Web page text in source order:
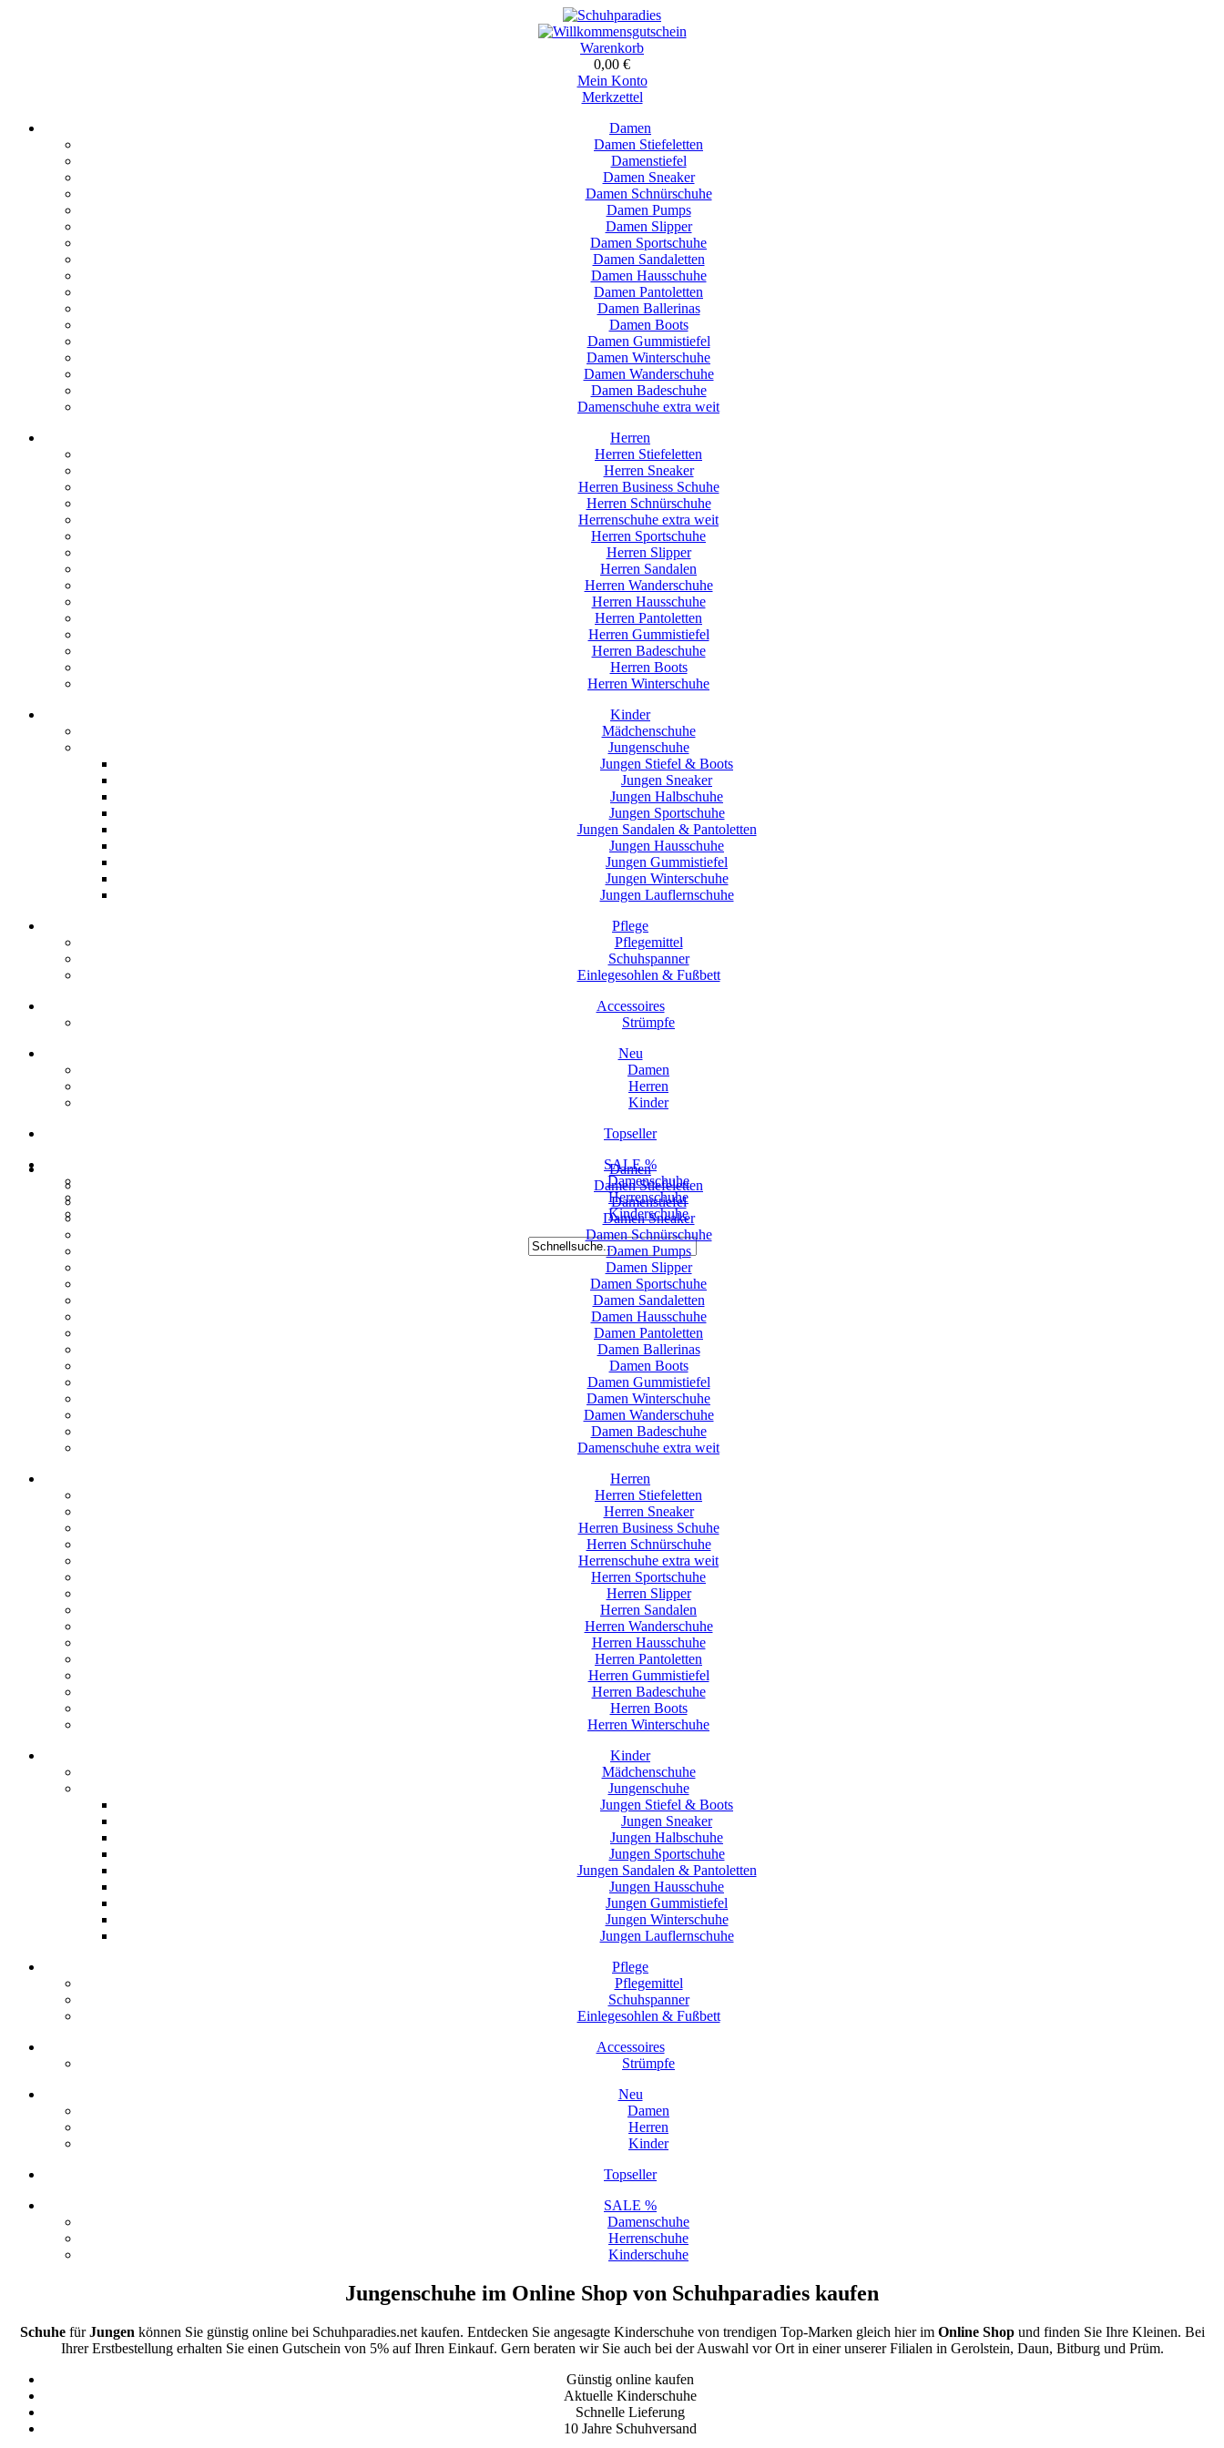
Warenkorb
0,00 €
Mein Konto
Merkzettel
Damen
Damen Stiefeletten
Damenstiefel
Damen Sneaker
Damen Schnürschuhe
Damen Pumps
Damen Slipper
Damen Sportschuhe
Damen Sandaletten
Damen Hausschuhe
Damen Pantoletten
Damen Ballerinas
Damen Boots
Damen Gummistiefel
Damen Winterschuhe
Damen Wanderschuhe
Damen Badeschuhe
Damenschuhe extra weit
Herren
Herren Stiefeletten
Herren Sneaker
Herren Business Schuhe
Herren Schnürschuhe
Herrenschuhe extra weit
Herren Sportschuhe
Herren Slipper
Herren Sandalen
Herren Wanderschuhe
Herren Hausschuhe
Herren Pantoletten
Herren Gummistiefel
Herren Badeschuhe
Herren Boots
Herren Winterschuhe
Kinder
Mädchenschuhe
Jungenschuhe
Jungen Stiefel & Boots
Jungen Sneaker
Jungen Halbschuhe
Jungen Sportschuhe
Jungen Sandalen & Pantoletten
Jungen Hausschuhe
Jungen Gummistiefel
Jungen Winterschuhe
Jungen Lauflernschuhe
Pflege
Pflegemittel
Schuhspanner
Einlegesohlen & Fußbett
Accessoires
Strümpfe
Neu
Damen
Herren
Kinder
Topseller
SALE %
Damenschuhe
Herrenschuhe
Kinderschuhe
Damen
Damen Stiefeletten
Damenstiefel
Damen Sneaker
Damen Schnürschuhe
Damen Pumps
Damen Slipper
Damen Sportschuhe
Damen Sandaletten
Damen Hausschuhe
Damen Pantoletten
Damen Ballerinas
Damen Boots
Damen Gummistiefel
Damen Winterschuhe
Damen Wanderschuhe
Damen Badeschuhe
Damenschuhe extra weit
Herren
Herren Stiefeletten
Herren Sneaker
Herren Business Schuhe
Herren Schnürschuhe
Herrenschuhe extra weit
Herren Sportschuhe
Herren Slipper
Herren Sandalen
Herren Wanderschuhe
Herren Hausschuhe
Herren Pantoletten
Herren Gummistiefel
Herren Badeschuhe
Herren Boots
Herren Winterschuhe
Kinder
Mädchenschuhe
Jungenschuhe
Jungen Stiefel & Boots
Jungen Sneaker
Jungen Halbschuhe
Jungen Sportschuhe
Jungen Sandalen & Pantoletten
Jungen Hausschuhe
Jungen Gummistiefel
Jungen Winterschuhe
Jungen Lauflernschuhe
Pflege
Pflegemittel
Schuhspanner
Einlegesohlen & Fußbett
Accessoires
Strümpfe
Neu
Damen
Herren
Kinder
Topseller
SALE %
Damenschuhe
Herrenschuhe
Kinderschuhe
Jungenschuhe im Online Shop von Schuhparadies kaufen
SchuhefürJungen können Sie günstig online bei Schuhparadies.net kaufen. Entdecken Sie angesagte Kinderschuhe von trendigen Top-Marken gleich hier im Online Shopund finden Sie Ihre Kleinen. Bei
Ihrer Erstbestellung erhalten Sie einen Gutschein von 5% auf Ihren Einkauf. Gern beraten wir Sie auch bei der Auswahl vor Ort in einer unserer Filialen in Gerolstein, Daun, Bitburg und Prüm.
Günstig online kaufen
Aktuelle Kinderschuhe
Schnelle Lieferung
10 Jahre Schuhversand